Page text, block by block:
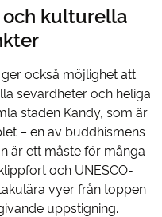
kulturella
också möjlighet att
sevärdheter och heliga
staden Kandy, som är
– en av buddhismens
är ett måste för många
och UNESCO-
vyer från toppen
uppstigning.